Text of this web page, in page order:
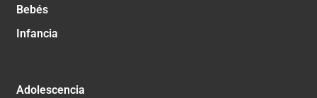
Bebés
Infancia
Adolescencia